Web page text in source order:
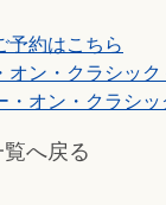
予約はこちら
ン・クラシック
オン・クラシッ
へ戻る